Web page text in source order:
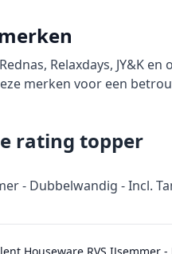
Relaxdays, JY&K
merken voor een
rating topper
- Dubbelwandig - Incl.